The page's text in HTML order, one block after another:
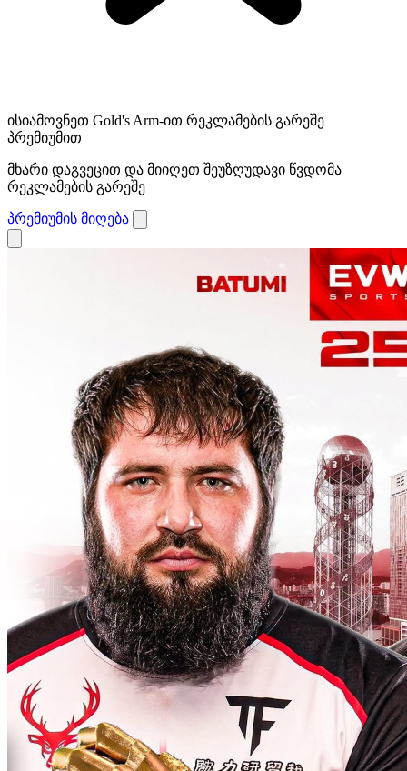
ისიამოვნეთ Gold's Arm-ით რეკლამების გარეშე
პრემიუმით
მხარი დაგვეცით და მიიღეთ შეუზღუდავი წვდომა
რეკლამების გარეშე
პრემიუმის მიღება